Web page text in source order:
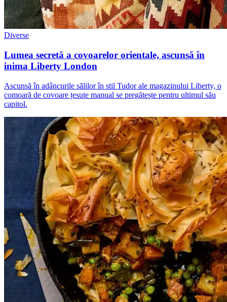
Diverse
Lumea secretă a covoarelor orientale, ascunsă în
inima Liberty London
Ascunsă în adâncurile sălilor în stil Tudor ale magazinului Liberty, o
comoară de covoare țesute manual se pregătește pentru ultimul său
capitol.